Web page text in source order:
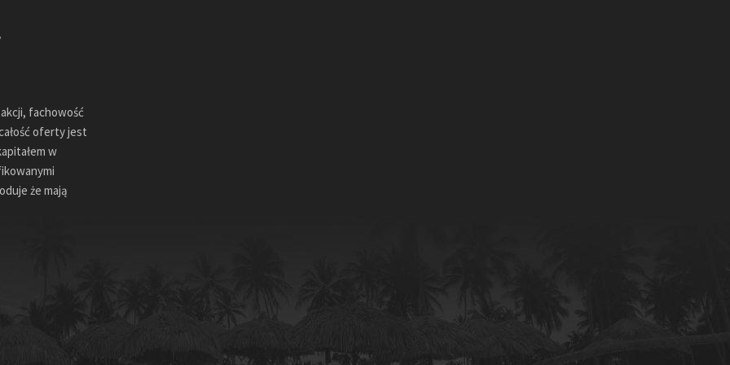
fachowość
oferty jest
w
że mają